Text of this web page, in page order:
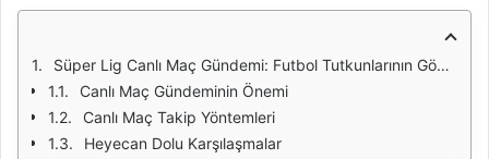
Süper Lig Canlı Maç Gündemi: Futbol Tutkunlarının Gözdesi
Canlı Maç Gündeminin Önemi
Canlı Maç Takip Yöntemleri
Heyecan Dolu Karşılaşmalar